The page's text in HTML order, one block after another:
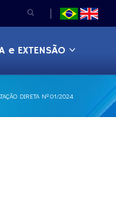
e EXTENSÃO
DIRETA Nº 01/2024